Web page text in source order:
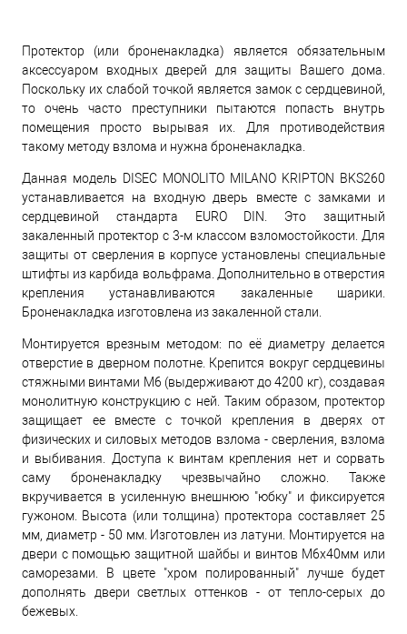
Протектор (или броненакладка) является обязательным
аксессуаром входных дверей для защиты Вашего дома.
Поскольку их слабой точкой является замок с сердцевиной,
то очень часто преступники пытаются попасть внутрь
помещения просто вырывая их. Для противодействия
такому методу взлома и нужна броненакладка.
Данная модель DISEC MONOLITO MILANO KRIPTON BKS260
устанавливается на входную дверь вместе с замками и
сердцевиной стандарта EURO DIN. Это защитный
закаленный протектор с 3-м классом взломостойкости. Для
защиты от сверления в корпусе установлены специальные
штифты из карбида вольфрама. Дополнительно в отверстия
крепления устанавливаются закаленные шарики.
Броненакладка изготовлена из закаленной стали.
Монтируется врезным методом: по её диаметру делается
отверстие в дверном полотне. Крепится вокруг сердцевины
стяжными винтами М6 (выдерживают до 4200 кг), создавая
монолитную конструкцию с ней. Таким образом, протектор
защищает ее вместе с точкой крепления в дверях от
физических и силовых методов взлома - сверления, взлома
и выбивания. Доступа к винтам крепления нет и сорвать
саму броненакладку чрезвычайно сложно. Также
вкручивается в усиленную внешнюю "юбку" и фиксируется
гужоном. Высота (или толщина) протектора составляет 25
мм, диаметр - 50 мм. Изготовлен из латуни. Монтируется на
двери с помощью защитной шайбы и винтов М6х40мм или
саморезами. В цвете "хром полированный" лучше будет
дополнять двери светлых оттенков - от тепло-серых до
бежевых.